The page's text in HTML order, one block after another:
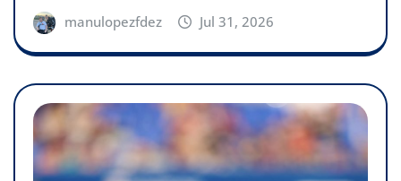
manulopezfdez Jul 31, 2026